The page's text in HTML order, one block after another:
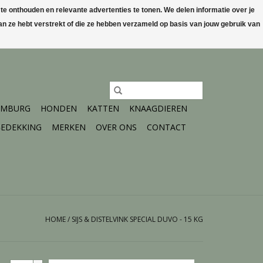
Mijn account / Registreren
HONDEN KATTEN
KNAAGDIEREN
MERKEN OVER ONS
CONTACT
HOME/ SIJS & DISTELVINK SPECIAL DUVO - 15 KG
onthouden en relevante advertenties te tonen. We delen informatie over je
ze hebt verstrekt of die ze hebben verzameld op basis van jouw gebruik van